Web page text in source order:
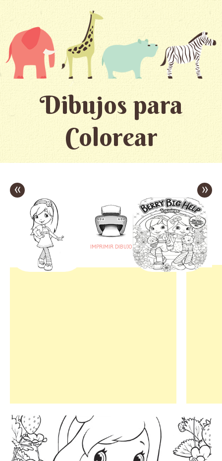
Dibujos para
Colorear
«
IMPRIMIR DIBUJO
»